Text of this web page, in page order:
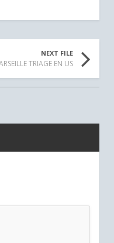
NEXT FILE
TRIAGE EN US